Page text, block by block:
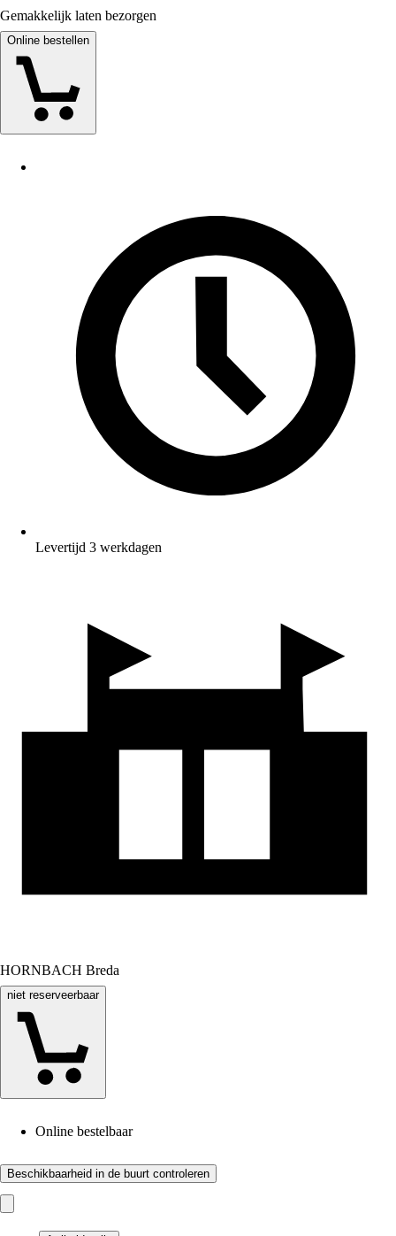
Gemakkelijk laten bezorgen
Online bestellen
Levertijd 3 werkdagen
HORNBACH Breda
niet reserveerbaar
Online bestelbaar
Beschikbaarheid in de buurt controleren